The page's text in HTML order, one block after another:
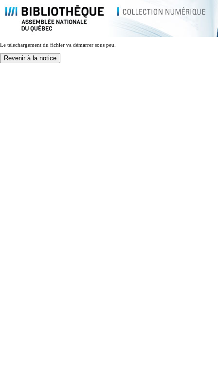
Le télechargement du fichier va démarrer sous peu.